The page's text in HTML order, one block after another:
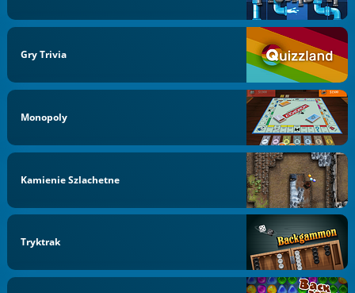
Gry Trivia
Monopoly
Kamienie Szlachetne
Tryktrak